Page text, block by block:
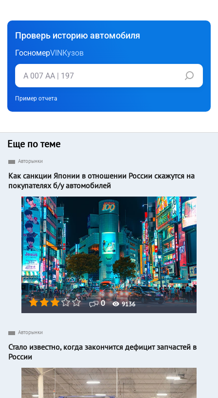
Проверь историю автомобиля
ГосномерVINКузов
Пример отчета
Еще по теме
0 9136
Авторынки
Как санкции Японии в отношении России скажутся на
покупателях б/у автомобилей
Авторынки
Стало известно, когда закончится дефицит запчастей в
России